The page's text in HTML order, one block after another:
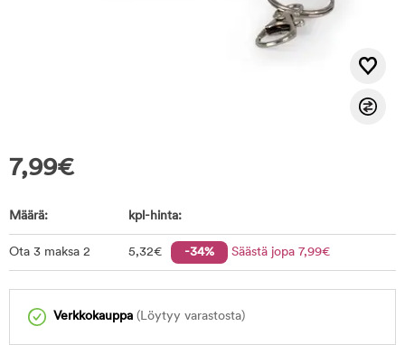
7,99€
Määrä: kpl-hinta:
Ota 3 maksa 2 5,32€ -34% Säästä jopa 7,99€
Verkkokauppa (Löytyy varastosta)